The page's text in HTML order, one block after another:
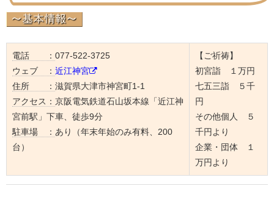
電話 ： 077-522-3725
ウェブ ： 近江神宮
住所 ： 滋賀県大津市神宮町1‐1
アクセス： 京阪電気鉄道石山坂本線「近江神
宮前駅」下車、徒歩9分
駐車場 ： あり（年末年始のみ有料、200
台）
【ご祈祷】
初宮詣 １万円
七五三詣 ５千
円
その他個人 ５
千円より
企業・団体 １
万円より